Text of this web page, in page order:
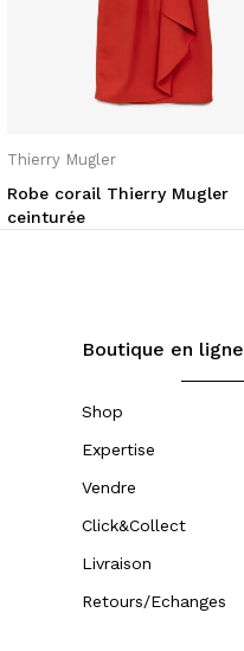
Thierry Mugler
Robe corail Thierry Mugler
ceinturée
Boutique en ligne
Shop
Expertise
Vendre
Click&Collect
Livraison
Retours/Echanges